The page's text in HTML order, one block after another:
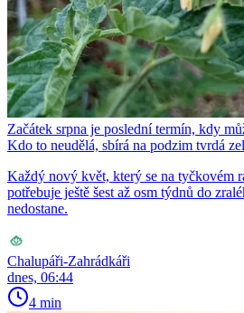
Začátek srpna je poslední termín, kdy
Kdo to neudělá, sbírá na podzim tvrdá
Každý nový květ, který se na tyčkovém
potřebuje ještě šest až osm týdnů do
nedostane.
Chalupáři-Zahrádkáři
dnes, 06:44
4 min